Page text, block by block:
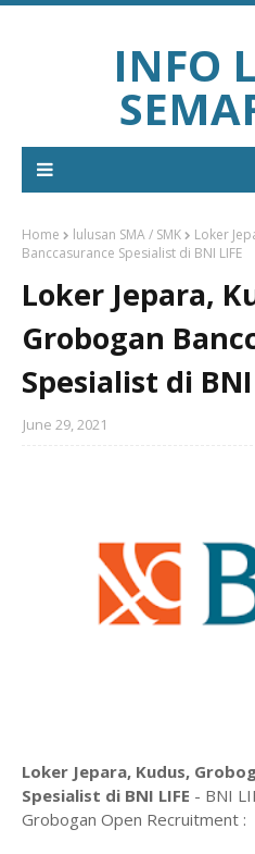
INFO
Home lulusan SMA / SMK
Loker
Banccasurance Spesialist di BNI LIFE
Loker Jepara,
Grobogan
Spesialist di BNI
June 29, 2021
Loker Jepara, Kudus,
Spesialist di BNI LIFE - BNI
Grobogan Open Recruitment :